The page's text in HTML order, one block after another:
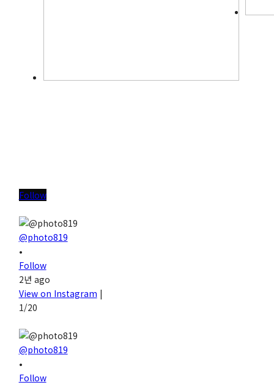
Follow
@photo819
•
Follow
2년 ago
View on Instagram |
1/20
@photo819
•
Follow